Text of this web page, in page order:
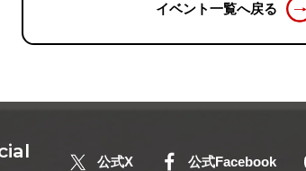
イベント一覧へ戻る
公式X 公式Facebook